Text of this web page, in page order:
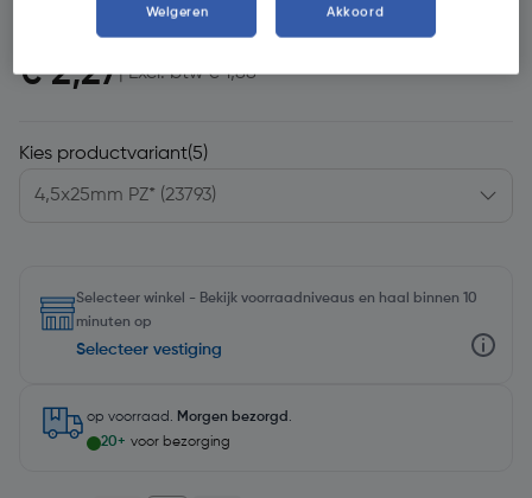
€ 2,27| Excl. btw € 1,88
Kies productvariant(5)
Selecteer winkel - Bekijk voorraadniveaus en haal binnen 10
minuten op
Selecteer vestiging
op voorraad. Morgen bezorgd .
20+ voor bezorging
Weigeren Akkoord